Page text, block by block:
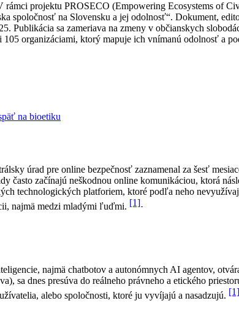
rámci projektu PROSECO (Empowering Ecosystems of
spoločnosť na Slovensku a jej odolnosť“. Dokument,
Publikácia sa zameriava na zmeny v občianskych
organizáciami, ktorý mapuje ich vnímanú odolnosť a
na bioetiku
úrad pre online bezpečnosť zaznamenal za šesť
často začínajú neškodnou online komunikáciou, ktorá
technologických platforiem, ktoré podľa neho
najmä medzi mladými ľuďmi. [1]
najmä chatbotov a autonómnych AI agentov,
sa dnes presúva do reálneho právneho a etického
alebo spoločnosti, ktoré ju vyvíjajú a nasadzujú. [1]